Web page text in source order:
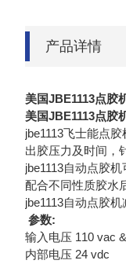
产品详情
美国JBE1113点胶
美国JBE1113点胶
jbe1113飞士能点
出胶压力及时间，
jbe1113自动点胶
配合不同性质胶水
jbe1113自动点胶
参数:
输入电压 110 vac
内部电压 24 vdc